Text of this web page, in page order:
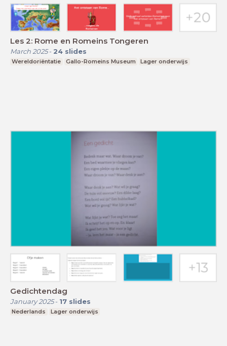
Les 2: Rome en Romeins Tongeren
March 2025- 24 slides
Wereldoriëntatie Gallo-Romeins Museum Lager onderwijs
Gedichtendag
January 2025- 17 slides
Nederlands Lager onderwijs